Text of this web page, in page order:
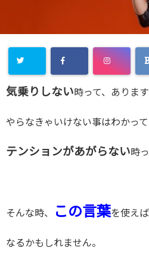
気乗りしない時って、ありま
やらなきゃいけない事はわかっ
テンションがあがらない時
そんな時、 この言葉を使え
なるかもしれません。